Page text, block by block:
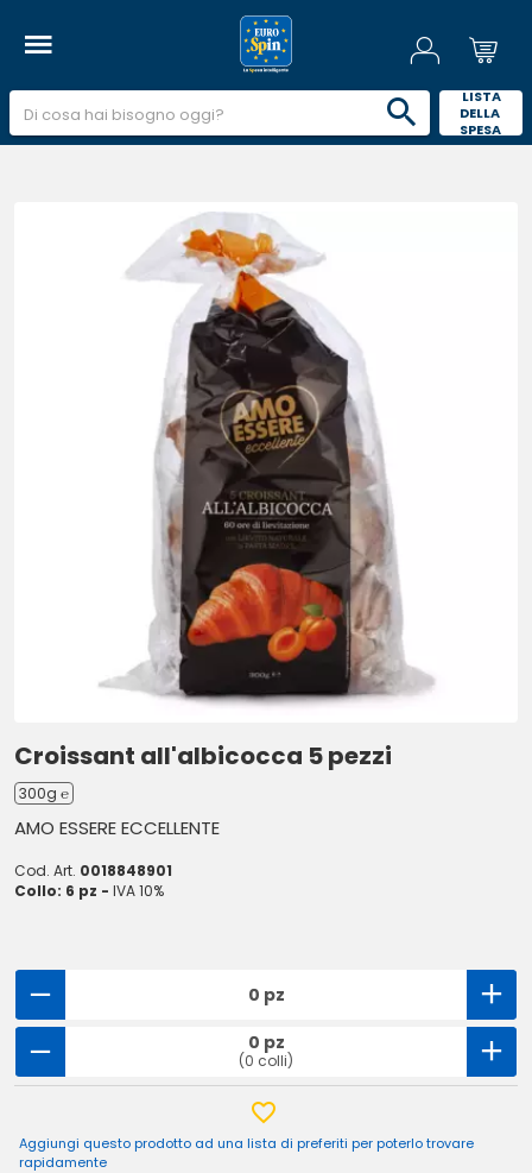
LISTA
DELLA
SPESA
Croissant all'albicocca 5 pezzi
300g ℮
AMO ESSERE ECCELLENTE
Cod. Art. 0018848901
Collo: 6 pz - IVA 10%
0 pz
0 pz
(0 colli)
Aggiungi questo prodotto ad una lista di preferiti per poterlo trovare
rapidamente